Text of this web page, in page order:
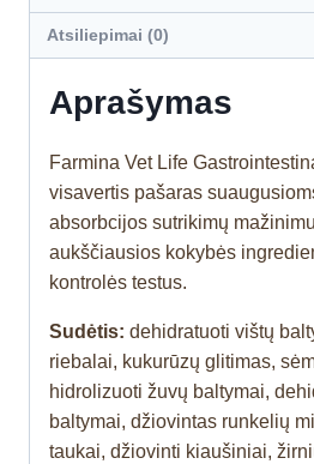
Atsiliepimai (0)
Aprašymas
Farmina Vet Life
visavertis pašaras
absorbcijos sutrikimų
aukščiausios kokybės
kontrolės testus.
Sudėtis: dehidratuoti vištų
riebalai, kukurūzų glitimas,
hidrolizuoti žuvų baltymai,
baltymai, džiovintas runkelių
taukai, džiovinti kiaušiniai,